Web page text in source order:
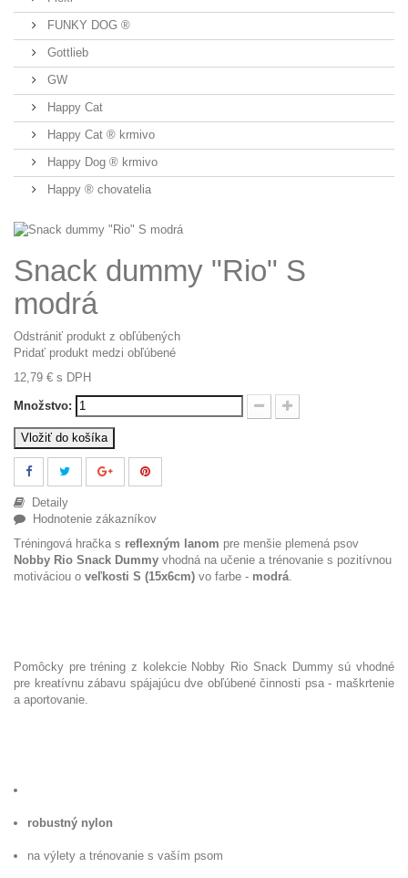
FUNKY DOG ®
Gottlieb
GW
Happy Cat
Happy Cat ® krmivo
Happy Dog ® krmivo
Happy ® chovatelia
Snack dummy "Rio" S
modrá
Odstrániť produkt z obľúbených
Pridať produkt medzi obľúbené
12,79 € s DPH
Množstvo:
Vložiť do košíka
Detaily
Hodnotenie zákazníkov
Tréningová hračka s reflexným lanom pre menšie plemená psov
Nobby Rio Snack Dummy vhodná na učenie a trénovanie s pozitívnou
motiváciou o veľkosti S (15x6cm) vo farbe - modrá.
Pomôcky pre tréning z kolekcie Nobby Rio Snack Dummy sú vhodné
pre kreatívnu zábavu spájajúcu dve obľúbené činnosti psa - maškrtenie
a aportovanie.
robustný nylon
na výlety a trénovanie s vaším psom